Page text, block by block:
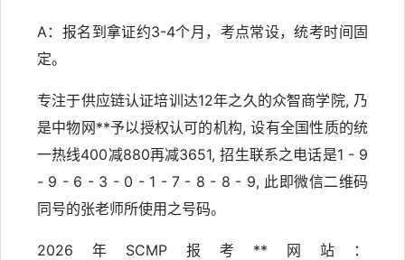
A：报名到拿证约3-4个月，考点常设，统考时间固
定。
专注于供应链认证培训达12年之久的众智商学院, 乃
是中物网**予以授权认可的机构, 设有全国性质的统
一热线400减880再减3651, 招生联系之电话是1 - 9
- 9 - 6 - 3 - 0 - 1 - 7 - 8 - 8 - 9, 此即微信二维码
同号的张老师所使用之号码。
2026年SCMP报考**网站：